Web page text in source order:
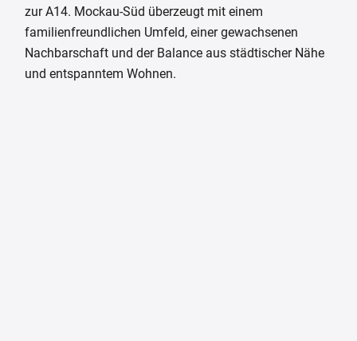
zur A14. Mockau-Süd überzeugt mit einem
familienfreundlichen Umfeld, einer gewachsenen
Nachbarschaft und der Balance aus städtischer Nähe
und entspanntem Wohnen.